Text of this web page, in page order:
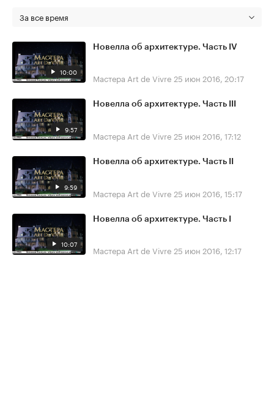
За все время
10:00
Новелла об архитектуре. Часть IV
Мастера Art de Vivre 25 июн 2016, 20:17
9:57
Новелла об архитектуре. Часть III
Мастера Art de Vivre 25 июн 2016, 17:12
9:59
Новелла об архитектуре. Часть II
Мастера Art de Vivre 25 июн 2016, 15:17
10:07
Новелла об архитектуре. Часть I
Мастера Art de Vivre 25 июн 2016, 12:17